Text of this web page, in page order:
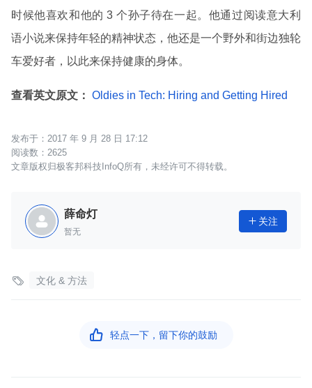
时候他喜欢和他的 3 个孙子待在一起。他通过阅读意大利
语小说来保持年轻的精神状态，他还是一个野外和街边独轮
车爱好者，以此来保持健康的身体。
查看英文原文： Oldies in Tech: Hiring and Getting Hired
2017 年 9 月 28 日 17:12
2625
文章版权归极客邦科技InfoQ所有，未经许可不得转载。
薛命灯
暂无
 关注
 文化 & 方法
 轻点一下，留下你的鼓励